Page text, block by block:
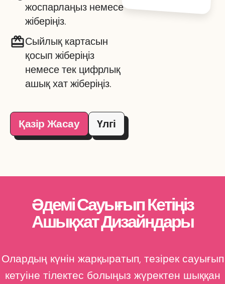
жоспарлаңыз немесе
жіберіңіз.
Сыйлық картасын
қосып жіберіңіз
немесе тек цифрлық
ашық хат жіберіңіз.
Қазір Жасау Үлгі
Әдемі Сауығып Кетіңіз
Ашықхат Дизайндары
Олардың күнін жарқыратып, тезірек сауығып
кетуіне тілектес болыңыз жүректен шыққан